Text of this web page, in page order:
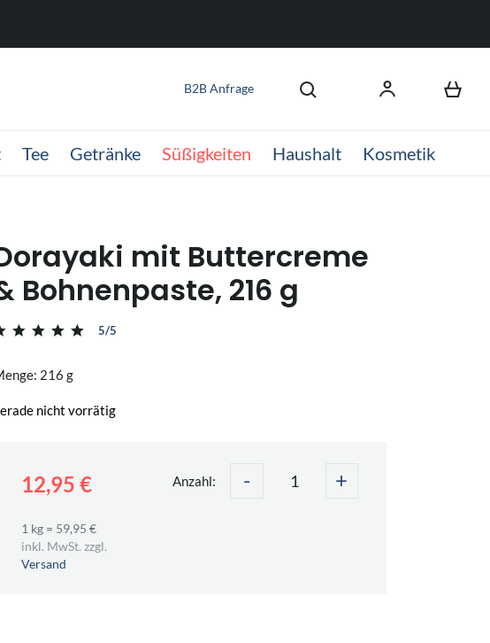
B2B Anfrage
Tee Getränke Süßigkeiten Haushalt Kosmetik
mit Buttercreme
Bohnenpaste, 216 g
5/5
216 g
nicht vorrätig
12,95 € Anzahl: - +
1 kg = 59,95 €
inkl. MwSt. zzgl.
Versand